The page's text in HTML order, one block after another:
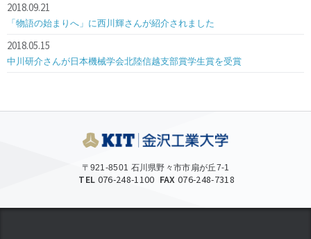
2018.09.21
「物語の始まりへ」に西川輝さんが紹介されました
2018.05.15
中川研介さんが日本機械学会北陸信越支部賞学生賞を受賞
〒921-8501 石川県野々市市扇が丘7-1
TEL 076-248-1100 FAX 076-248-7318